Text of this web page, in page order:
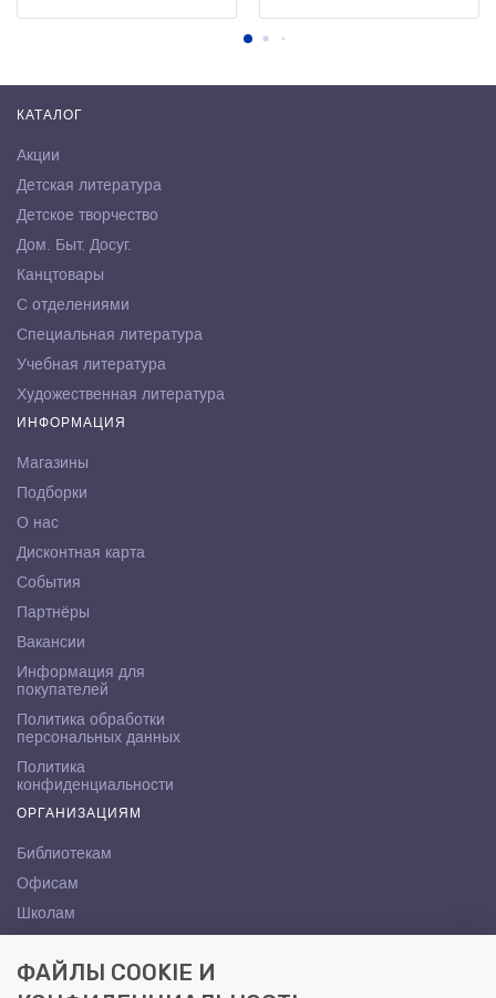
КАТАЛОГ
Акции
Детская литература
Детское творчество
Дом. Быт. Досуг.
Канцтовары
С отделениями
Специальная литература
Учебная литература
Художественная литература
ИНФОРМАЦИЯ
Магазины
Подборки
О нас
Дисконтная карта
События
Партнёры
Вакансии
Информация для
покупателей
Политика обработки
персональных данных
Политика
конфиденциальности
ОРГАНИЗАЦИЯМ
Библиотекам
Офисам
Школам
КОНТАКТЫ
ФАЙЛЫ COOKIE И